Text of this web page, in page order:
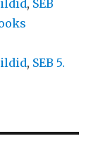
, SEB
, SEB 5.